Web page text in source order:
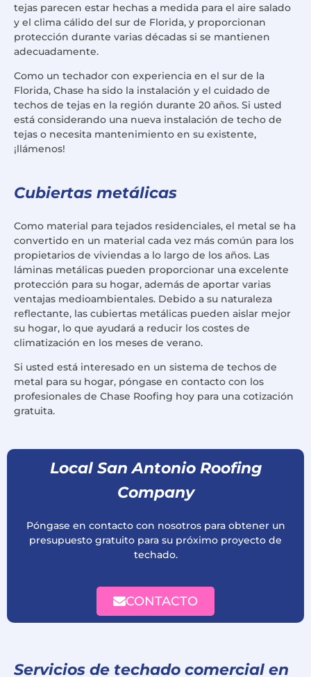
tejas parecen estar hechas a medida para el aire salado
y el clima cálido del sur de Florida, y proporcionan
protección durante varias décadas si se mantienen
adecuadamente.
Como un techador con experiencia en el sur de la
Florida, Chase ha sido la instalación y el cuidado de
techos de tejas en la región durante 20 años. Si usted
está considerando una nueva instalación de techo de
tejas o necesita mantenimiento en su existente,
¡llámenos!
Cubiertas metálicas
Como material para tejados residenciales, el metal se ha
convertido en un material cada vez más común para los
propietarios de viviendas a lo largo de los años. Las
láminas metálicas pueden proporcionar una excelente
protección para su hogar, además de aportar varias
ventajas medioambientales. Debido a su naturaleza
reflectante, las cubiertas metálicas pueden aislar mejor
su hogar, lo que ayudará a reducir los costes de
climatización en los meses de verano.
Si usted está interesado en un sistema de techos de
metal para su hogar, póngase en contacto con los
profesionales de Chase Roofing hoy para una cotización
gratuita.
Local San Antonio Roofing
Company
Póngase en contacto con nosotros para obtener un
presupuesto gratuito para su próximo proyecto de
techado.
CONTACTO
Servicios de techado comercial en